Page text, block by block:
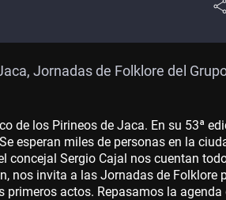
Jornadas de Folklore del
de los Pirineos de Jaca. En su 53ª
esperan miles de personas en la
concejal Sergio Cajal nos cuentan
nos invita a las Jornadas de Folklore
actos. Repasamos la